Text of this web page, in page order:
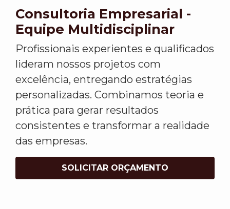
Consultoria Empresarial -
Equipe Multidisciplinar
Profissionais experientes e qualificados
lideram nossos projetos com
excelência, entregando estratégias
personalizadas. Combinamos teoria e
prática para gerar resultados
consistentes e transformar a realidade
das empresas.
SOLICITAR ORÇAMENTO